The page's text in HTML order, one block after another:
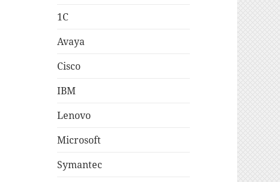
1C
Avaya
Cisco
IBM
Lenovo
Microsoft
Symantec